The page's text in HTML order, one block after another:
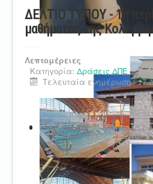
ΔΕΛΤΙΟ ΤΥΠΟΥ - 1η
μαθήματος της
Λεπτομέρειες
Κατηγορία: Δράσεις ΔΠΕ
Τελευταία ενημέρωση : 17